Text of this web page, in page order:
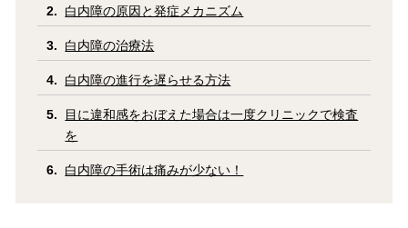
白内障の原因と発症メカニズム
白内障の治療法
白内障の進行を遅らせる方法
目に違和感をおぼえた場合は一度クリニックで検査
を
白内障の手術は痛みが少ない！